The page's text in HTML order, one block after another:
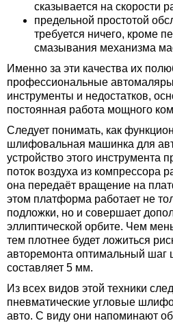
сказывается на скорости
предельной простотой
требуется ничего, кроме
смазывания механизма
Именно за эти качества их
профессиональные
инструменты и недостатков,
постоянная работа мощного
Следует понимать, как
шлифовальная машинка для
устройство этого инструмента
поток воздуха из компрессора
она передаёт вращение на
этом платформа работает не
подложки, но и совершает
эллиптической орбите. Чем
тем плотнее будет ложиться
авторемонта оптимальный
составляет 5 мм.
Из всех видов этой техники
пневматические угловые
авто. С виду они напоминают